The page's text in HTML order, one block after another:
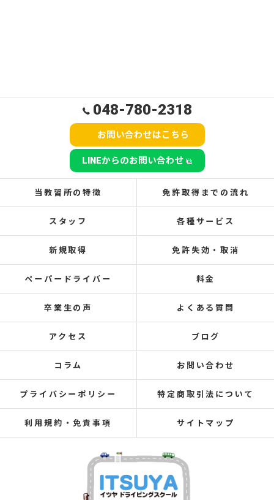
048-780-2318
お問い合わせはこちら
LINEからのお問い合わせ
当教習所の特徴 免許取得までの流れ
スタッフ 各種サービス
新規取得 免許失効・取消
ペーパードライバー 料金
卒業生の声 よくある質問
アクセス ブログ
コラム お問い合わせ
プライバシーポリシー 特定商取引法について
利用規約・免責事項 サイトマップ